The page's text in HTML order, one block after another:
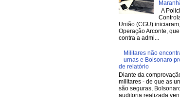
A
União (CGU)
Operação Arconte,
contra a admi...
Militares não
urnas e Bolsonaro
de relatório
Diante da
militares - de que as
são seguras,
auditoria realizada ven...